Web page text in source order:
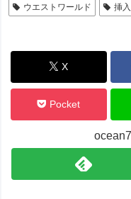
ウエストワールド
挿
X
Pocket